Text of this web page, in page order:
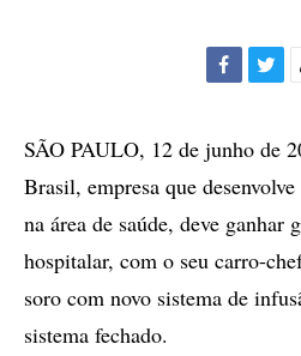
SÃO PAULO, 12 de junho de
Brasil, empresa que
na área de saúde, deve ganhar
hospitalar, com o seu carro-
soro com novo sistema de
sistema fechado.